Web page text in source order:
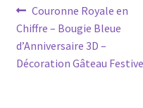
Navigation
de
l’article
Article
précédent :
Couronne Royale en
Chiffre – Bougie Bleue
d’Anniversaire 3D –
Décoration Gâteau Festive